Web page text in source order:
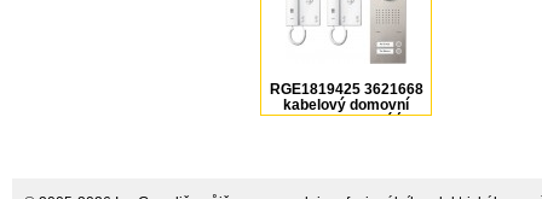
RGE1819425 3621668
kabelový domovní
video telefon bílá,